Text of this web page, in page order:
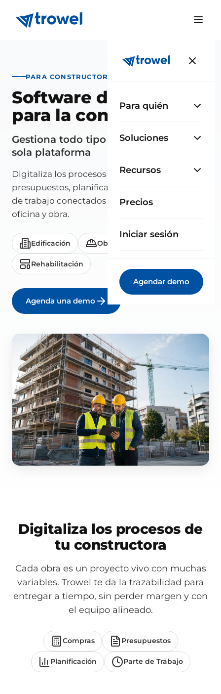
Para quién
Soluciones
Recursos
Precios
Iniciar sesión
Agendar demo
PARA CONSTRUCTORAS Y CONTRATISTAS
Software de gestión
para la construcción
Gestiona todo tipo de obras desde una
sola plataforma
Digitaliza los procesos de tu constructora:
presupuestos, planificación, compras y partes
de trabajo conectados en tiempo real entre
oficina y obra.
Edificación Obra civil
Rehabilitación
Agenda una demo
Digitaliza los procesos de
tu constructora
Cada obra es un proyecto vivo con muchas
variables. Trowel te da la trazabilidad para
entregar a tiempo, sin perder margen y con
el equipo alineado.
Compras Presupuestos
Planificación Parte de Trabajo